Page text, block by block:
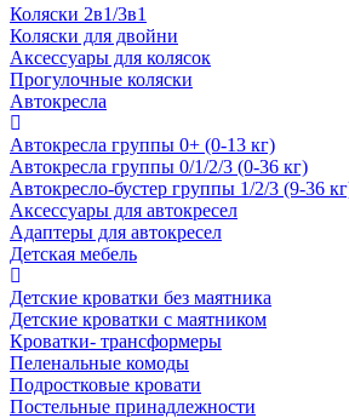
Коляски 2в1/3в1
Коляски для двойни
Аксессуары для колясок
Прогулочные коляски
Автокресла
Автокресла группы 0+ (0-13 кг)
Автокресла группы 0/1/2/3 (0-36 кг)
Автокресло-бустер группы 1/2/3 (9-36
Аксессуары для автокресел
Адаптеры для автокресел
Детская мебель
Детские кроватки без маятника
Детские кроватки с маятником
Кроватки- трансформеры
Пеленальные комоды
Подростковые кровати
Постельные принадлежности